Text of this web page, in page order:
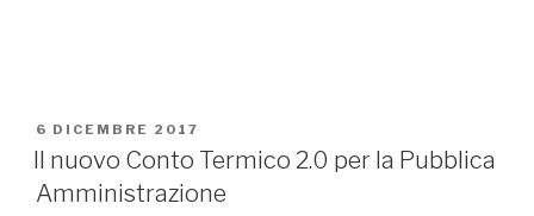
PUBBLICATO
IL
6 DICEMBRE 2017
Il nuovo Conto Termico 2.0 per la Pubblica
Amministrazione